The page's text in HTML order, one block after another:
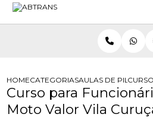
HOMECATEGORIASAULAS DE
Curso para
Moto Valor Vila